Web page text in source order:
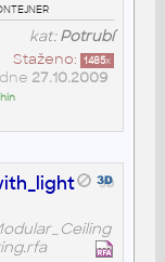
kat:Potrubí
Staženo: 1485x
27.10.2009